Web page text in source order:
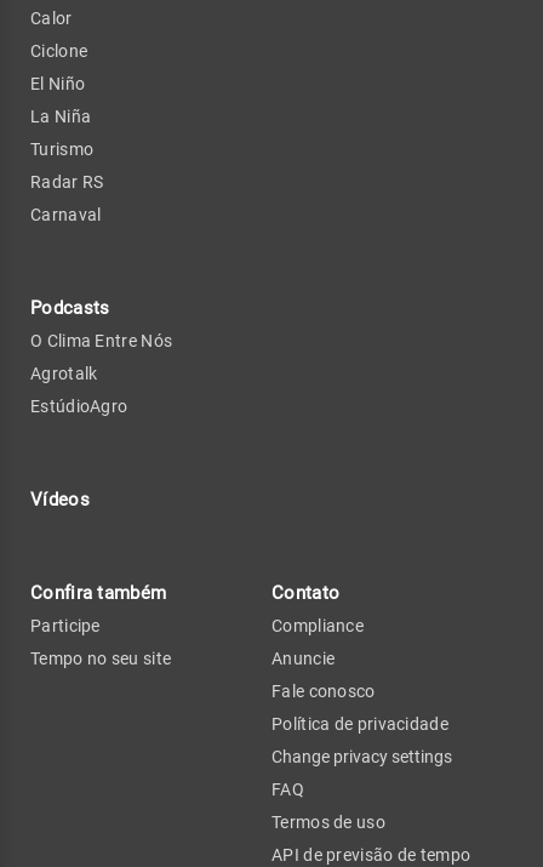
Calor
Ciclone
El Niño
La Niña
Turismo
Radar RS
Carnaval
Podcasts
O Clima Entre Nós
Agrotalk
EstúdioAgro
Vídeos
Confira também
Participe
Tempo no seu site
Contato
Compliance
Anuncie
Fale conosco
Política de privacidade
Change privacy settings
FAQ
Termos de uso
API de previsão de tempo